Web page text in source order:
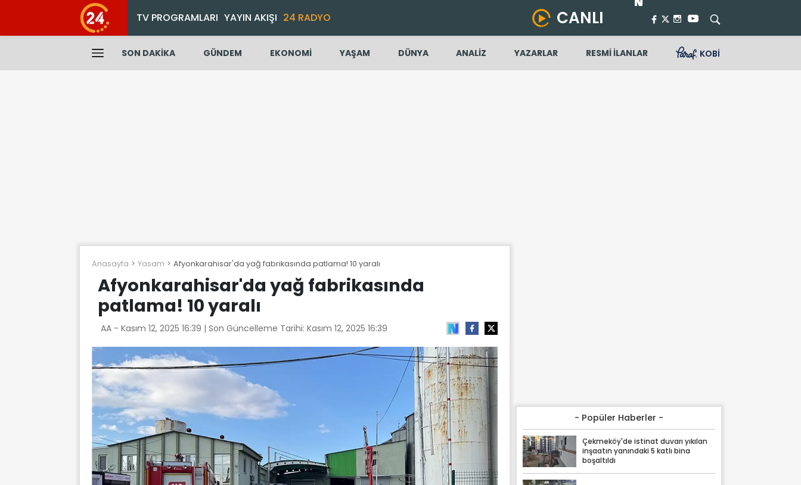
TV PROGRAMLARI YAYIN AKIŞI 24 RADYO CANLI
SON DAKİKA GÜNDEM EKONOMİ YAŞAM DÜNYA ANALİZ YAZARLAR RESMİ İLANLAR KOBİ
Anasayfa Yasam Afyonkarahisar'da yağ fabrikasında patlama! 10 yaralı
Afyonkarahisar'da yağ fabrikasında
patlama! 10 yaralı
AA - Kasım 12, 2025 16:39 | Son Güncelleme Tarihi: Kasım 12, 2025 16:39
- Popüler Haberler -
Çekmeköy'de istinat duvarı yıkılan
inşaatın yanındaki 5 katlı bina
boşaltıldı